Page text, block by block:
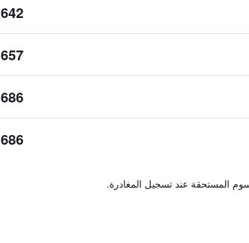
642 ﷼
657 ﷼
686 ﷼
686 ﷼
المستحقة عند تسجيل المغادرة.